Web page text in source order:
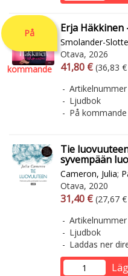
På
kommande
Erja
Smolander-
Otava, 2026
41,80 € (36,83
Ljudbok
På
Tie
syvempään
Cameron, Julia;
Otava, 2020
31,40 € (27,67
Ljudbok
Laddas ner